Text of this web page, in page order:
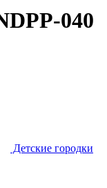
040
Детские городки